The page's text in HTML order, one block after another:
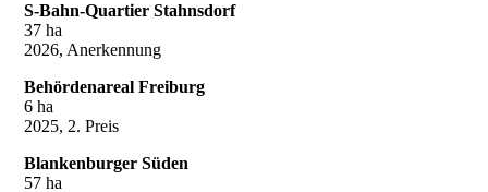
S-Bahn-Quartier Stahnsdorf
37 ha
2026, Anerkennung
Behördenareal Freiburg
6 ha
2025, 2. Preis
Blankenburger Süden
57 ha